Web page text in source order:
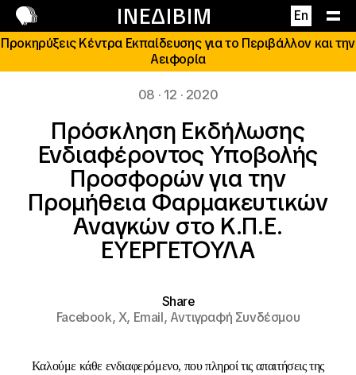
ΙΝΕΔΙΒΙΜ En
Επικοινωνία
Προκηρύξεις Κέντρα Εκπαίδευσης για το Περιβάλλον και την
Αειφορία
08 · 12 · 2020
Πρόσκληση Εκδήλωσης
Ενδιαφέροντος Υποβολής
Προσφορών για την
Προμήθεια Φαρμακευτικών
Αναγκών στο Κ.Π.Ε.
ΕΥΕΡΓΕΤΟΥΛΑ
Share
Facebook,X, Email,Αντιγραφή Συνδέσμου
Καλούμε κάθε ενδιαφερόμενο, που πληροί τις απαιτήσεις της